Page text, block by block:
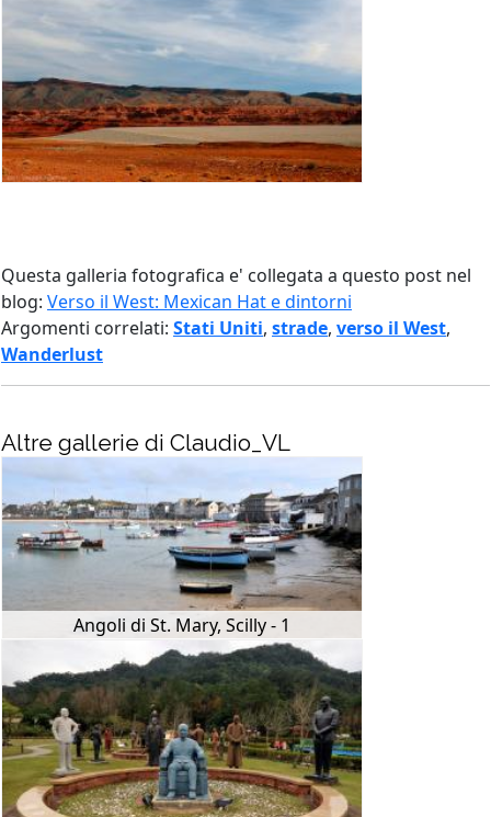
Questa galleria fotografica e' collegata a questo post nel
blog: Verso il West: Mexican Hat e dintorni
Argomenti correlati: Stati Uniti, strade, verso il West,
Wanderlust
Altre gallerie di Claudio_VL
Angoli di St. Mary, Scilly - 1